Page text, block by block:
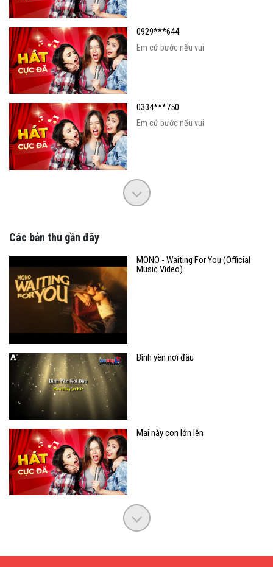
0929***644
Em cứ bước nếu vui
0334***750
Em cứ bước nếu vui
Các bản thu gần đây
MONO - Waiting For You (Official
Music Video)
Bình yên nơi đâu
Mai này con lớn lên